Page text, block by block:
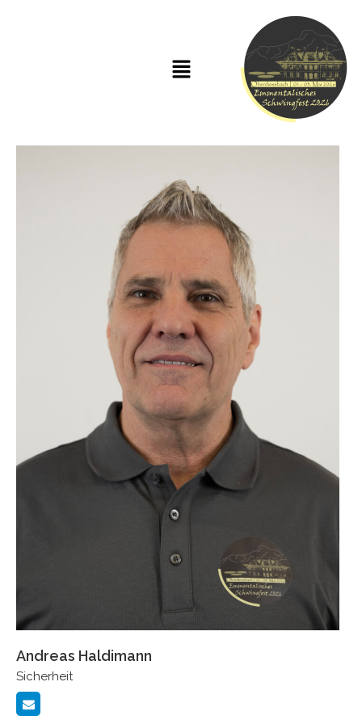
Andreas Haldimann
Sicherheit